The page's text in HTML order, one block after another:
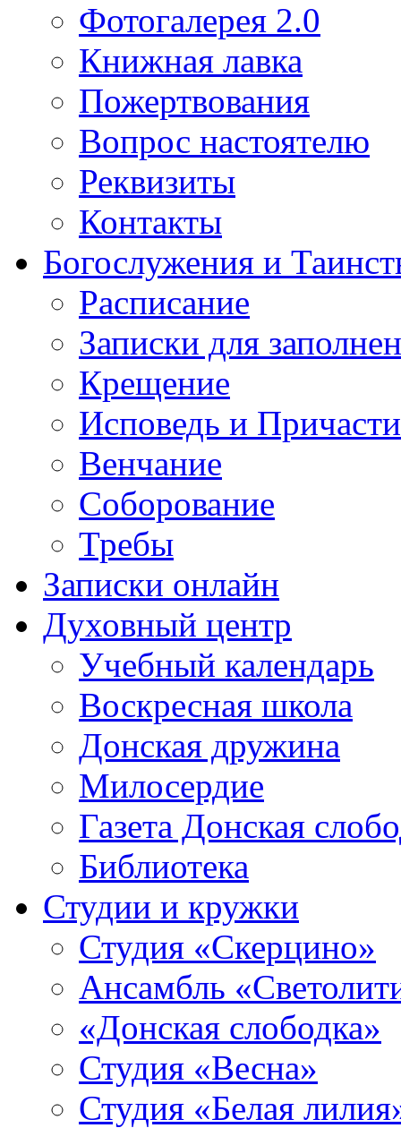
Фотогалерея 2.0
Книжная лавка
Пожертвования
Вопрос настоятелю
Реквизиты
Контакты
Богослужения и
Расписание
Записки для
Крещение
Исповедь и
Венчание
Соборование
Требы
Записки онлайн
Духовный центр
Учебный календарь
Воскресная школа
Донская дружина
Милосердие
Газета Донская
Библиотека
Студии и кружки
Студия «Скерцино»
Ансамбль
«Донская слободка»
Студия «Весна»
Студия «Белая